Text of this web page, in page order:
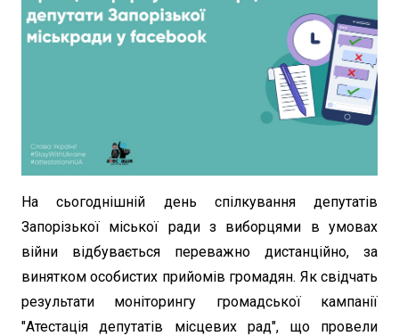
На сьогоднішній день спілкування депутатів
Запорізької міської ради з виборцями в умовах
війни відбувається переважно дистанційно, за
винятком особистих прийомів громадян. Як свідчать
результати моніторингу громадської кампанії
"Атестація депутатів місцевих рад", що провели